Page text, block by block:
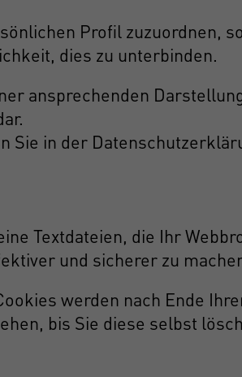
Profil zuzuordnen,
dies zu unterbinden.
ansprechenden
in der
Textdateien, die Ihr
und sicherer zu
werden nach Ende
bis Sie diese selbst